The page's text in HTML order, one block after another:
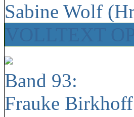
Sabine Wolf
Band 93:
Frauke Birkhoff